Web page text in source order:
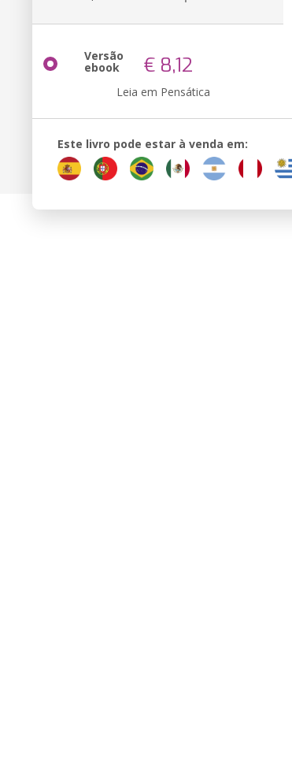
Versão
ebook € 8,12
Leia em Pensática
Este livro pode estar à venda em: